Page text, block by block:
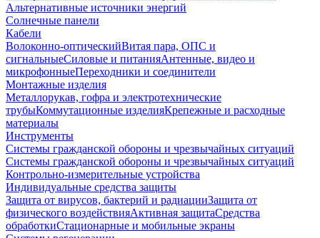
Альтернативные источники энергий
Солнечные панели
Кабели
Волоконно-оптическийВитая пара, ОПС и
сигнальныеСиловые и питанияАнтенные, видео и
микрофонныеПереходники и соединители
Монтажные изделия
Металлорукав, гофра и электротехнические
трубыКоммутационные изделияКрепежные и расходные
материалы
Инструменты
Системы гражданской обороны и чрезвычайных ситуаций
Системы гражданской обороны и чрезвычайных ситуаций
Контрольно-измерительные устройства
Индивидуальные средства защиты
Защита от вирусов, бактерий и радиацииЗащита от
физического воздействияАктивная защитаСредства
обработкиСтационарные и мобильные экраны